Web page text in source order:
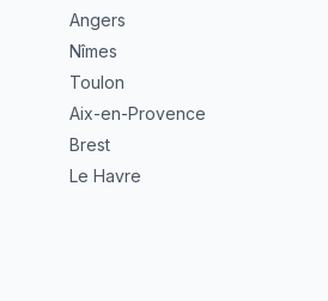
Angers
Nîmes
Toulon
Aix-en-Provence
Brest
Le Havre